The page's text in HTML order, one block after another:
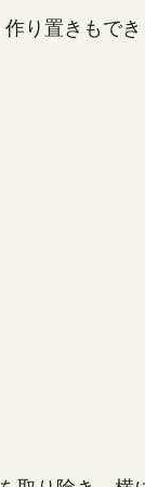
り置きもで